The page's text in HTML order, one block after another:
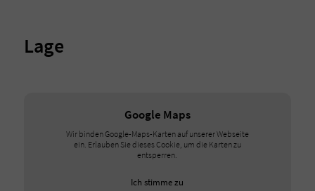
Lage
Google Maps
Wir binden Google-Maps-Karten auf unserer Webseite
ein. Erlauben Sie dieses Cookie, um die Karten zu
entsperren.
Ich stimme zu